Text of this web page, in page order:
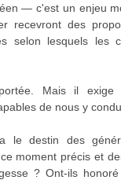
— c'est un enjeu
recevront des
selon lesquels les
Mais il exige
de nous y
le destin des
moment précis et
? Ont-ils honoré